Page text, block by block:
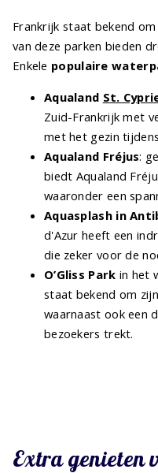
Frankrijk staat bekend
van deze parken bieden
Enkele populaire
Aqualand St.
Zuid-Frankrijk met
met het gezin
Aqualand Fréjus:
biedt Aqualand
waaronder een
Aquasplash in
d'Azur heeft een
die zeker voor de
O’Gliss Park in het
staat bekend om
waarnaast ook een
bezoekers trekt.
Extra genieten